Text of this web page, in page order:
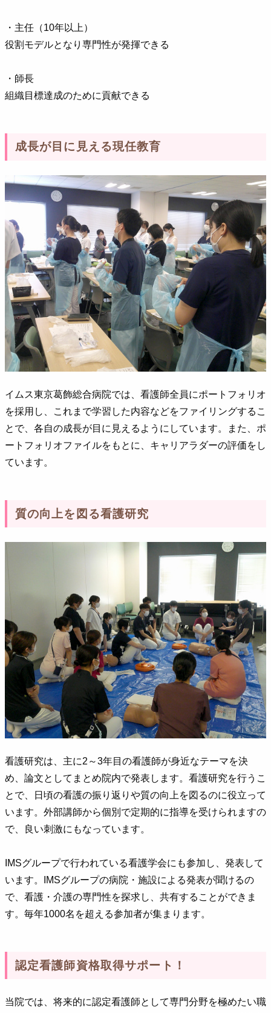
・主任（10年以上）
役割モデルとなり専門性が発揮できる
・師長
組織目標達成のために貢献できる
成長が目に見える現任教育
イムス東京葛飾総合病院では、看護師全員にポートフォリオ
を採用し、これまで学習した内容などをファイリングするこ
とで、各自の成長が目に見えるようにしています。また、ポ
ートフォリオファイルをもとに、キャリアラダーの評価をし
ています。
質の向上を図る看護研究
看護研究は、主に2～3年目の看護師が身近なテーマを決
め、論文としてまとめ院内で発表します。看護研究を行うこ
とで、日頃の看護の振り返りや質の向上を図るのに役立って
います。外部講師から個別で定期的に指導を受けられますの
で、良い刺激にもなっています。
IMSグループで行われている看護学会にも参加し、発表して
います。IMSグループの病院・施設による発表が聞けるの
で、看護・介護の専門性を探求し、共有することができま
す。毎年1000名を超える参加者が集まります。
認定看護師資格取得サポート！
当院では、将来的に認定看護師として専門分野を極めたい職